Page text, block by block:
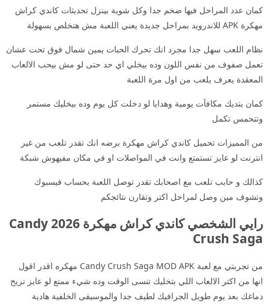
كمان عدد المراحل فيها ضخم جدا وكل شوية بينزل تحديثات كاندي كراش
مهكرة APK للاندرويد بمراحل جديدة يعني اللعبة مش هتخلص بسهولة
نظام اللعب سهل جدا مجرد انك تحرك الحبات يمين شمال فوق تحت عشان
تعمل صفوف من نفس اللون وده بيخلي اي حد حتى لو مش بيحب الالعاب
المعقدة يعرف يلعب من اول مرة اللعبة
كمان بتديك مكافآت يومية وهدايا لو دخلت كل يوم وده بيخليك مستمر
وتتحمس تكمل
من المميزات تحميل كاندي كراش مهكرة برضه انك تقدر تلعب من غير
انترنت لو عايز تستمتع وانت في المواصلات او في مكان مفيهوش شبكة
كذالك و حابب تلعب مع اصحابك تقدر توصل اللعبة بحساب فيسبوك
وتشوف مين وصل لمراحل اكتر وتقارن نتائجكم
رايي الشخصي كاندي كراش مهكرة 2026 Candy
Crush Saga
من تجربتي مع لعبة Candy Crush Saga MOD APK مهكره اقدر اقول
انها من اكتر الالعاب اللي بتخليك تنسى الوقت وده شيء ممتع لو عايز تريح
دماغك بعد يوم طويل الجرافيك لطيف جدا والموسيقى الخلفية هادية